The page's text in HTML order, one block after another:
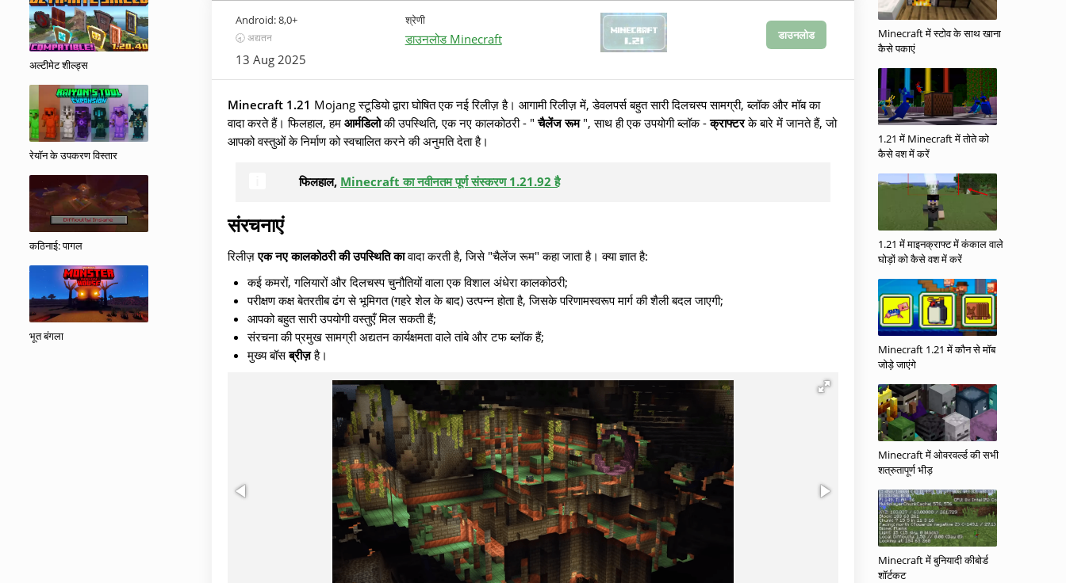
अल्टीमेट शील्ड्स
रेयॉन के उपकरण विस्तार
कठिनाई: पागल
भूत बंगला
Android:8,0+
🕣 अद्यतन
13 Aug 2025
श्रेणी
डाउनलोड Minecraft डाउनलोड
Minecraft 1.21 Mojang स्टूडियो द्वारा घोषित एक नई रिलीज़ है। आगामी रिलीज़ में, डेवलपर्स बहुत सारी दिलचस्प सामग्री, ब्लॉक और मॉब का
वादा करते हैं। फिलहाल, हम आर्मडिलोकी उपस्थिति, एक नए कालकोठरी - "चैलेंज रूम", साथ ही एक उपयोगी ब्लॉक -क्राफ्टरके बारे में जानते हैं, जो
आपको वस्तुओं के निर्माण को स्वचालित करने की अनुमति देता है।
फिलहाल, Minecraft का नवीनतम पूर्ण संस्करण 1.21.92 है
संरचनाएं
रिलीज़एक नए कालकोठरी की उपस्थिति कावादा करती है, जिसे "चैलेंज रूम" कहा जाता है। क्या ज्ञात है:
कई कमरों, गलियारों और दिलचस्प चुनौतियों वाला एक विशाल अंधेरा कालकोठरी;
परीक्षण कक्ष बेतरतीब ढंग से भूमिगत (गहरे शेल के बाद) उत्पन्न होता है, जिसके परिणामस्वरूप मार्ग की शैली बदल जाएगी;
आपको बहुत सारी उपयोगी वस्तुएँ मिल सकती हैं;
संरचना की प्रमुख सामग्री अद्यतन कार्यक्षमता वाले तांबे और टफ ब्लॉक हैं;
मुख्य बॉसब्रीज़है।
Minecraft में स्टोव के साथ खाना
कैसे पकाएं
1.21 में Minecraft में तोते को
कैसे वश में करें
1.21 में माइनक्राफ्ट में कंकाल वाले
घोड़ों को कैसे वश में करें
Minecraft 1.21 में कौन से मॉब
जोड़े जाएंगे
Minecraft में ओवरवर्ल्ड की सभी
शत्रुतापूर्ण भीड़
Minecraft में बुनियादी कीबोर्ड
शॉर्टकट